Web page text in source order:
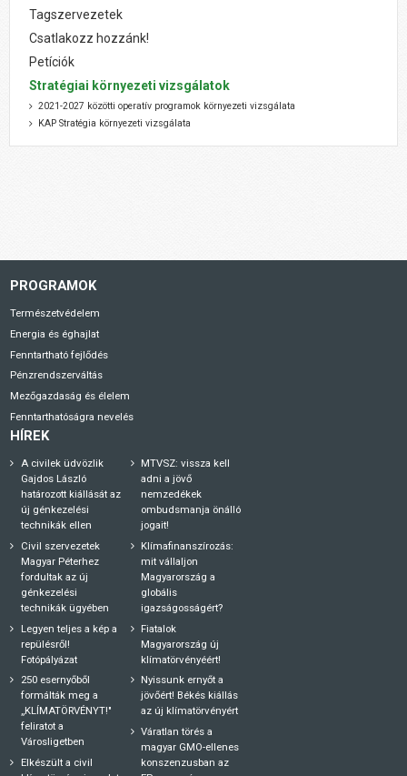
Tagszervezetek
Csatlakozz hozzánk!
Petíciók
Stratégiai környezeti vizsgálatok
2021-2027 közötti operatív programok környezeti vizsgálata
KAP Stratégia környezeti vizsgálata
PROGRAMOK
Természetvédelem
Energia és éghajlat
Fenntartható fejlődés
Pénzrendszerváltás
Mezőgazdaság és élelem
Fenntarthatóságra nevelés
HÍREK
A civilek üdvözlik
Gajdos László
határozott kiállását az
új génkezelési
technikák ellen
Civil szervezetek
Magyar Péterhez
fordultak az új
génkezelési
technikák ügyében
Legyen teljes a kép a
repülésről!
Fotópályázat
250 esernyőből
formálták meg a
„KLÍMATÖRVÉNYT!"
feliratot a
Városligetben
Elkészült a civil
MTVSZ: vissza kell
adni a jövő
nemzedékek
ombudsmanja önálló
jogait!
Klímafinanszírozás:
mit vállaljon
Magyarország a
globális
igazságosságért?
Fiatalok
Magyarország új
klímatörvényéért!
Nyissunk ernyőt a
jövőért! Békés kiállás
az új klímatörvényért
Váratlan törés a
magyar GMO-ellenes
konszenzusban az